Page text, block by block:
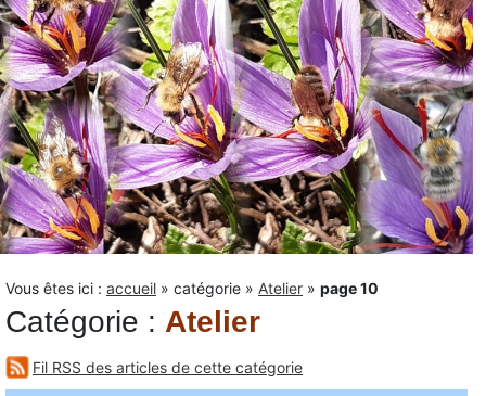
Vous êtes ici : accueil » catégorie » Atelier » page 10
Catégorie : Atelier
Fil RSS des articles de cette catégorie